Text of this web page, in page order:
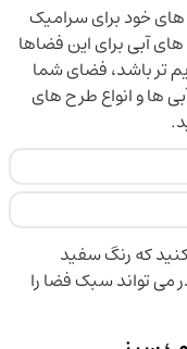
های خود برای سرامیک
آبی برای این فضاها
تر باشد، فضای شما
ها و انواع طرح های
که رنگ سفید
می تواند سبک فضا را